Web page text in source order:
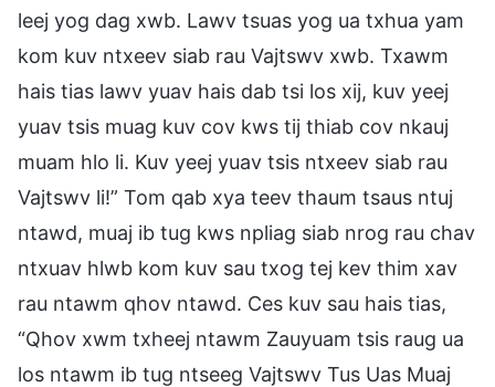
leej yog dag xwb. Lawv tsuas yog ua txhua yam
kom kuv ntxeev siab rau Vajtswv xwb. Txawm
hais tias lawv yuav hais dab tsi los xij, kuv yeej
yuav tsis muag kuv cov kws tij thiab cov nkauj
muam hlo li. Kuv yeej yuav tsis ntxeev siab rau
Vajtswv li!” Tom qab xya teev thaum tsaus ntuj
ntawd, muaj ib tug kws npliag siab nrog rau chav
ntxuav hlwb kom kuv sau txog tej kev thim xav
rau ntawm qhov ntawd. Ces kuv sau hais tias,
“Qhov xwm txheej ntawm Zauyuam tsis raug ua
los ntawm ib tug ntseeg Vajtswv Tus Uas Muaj